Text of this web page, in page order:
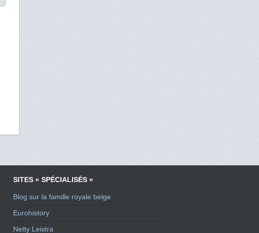
SITES « SPÉCIALISÉS »
Blog sur la famille royale belge
Eurohistory
Netty Leistra